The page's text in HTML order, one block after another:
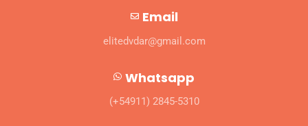
Email
elitedvdar@gmail.com
Whatsapp
(+54911) 2845-5310